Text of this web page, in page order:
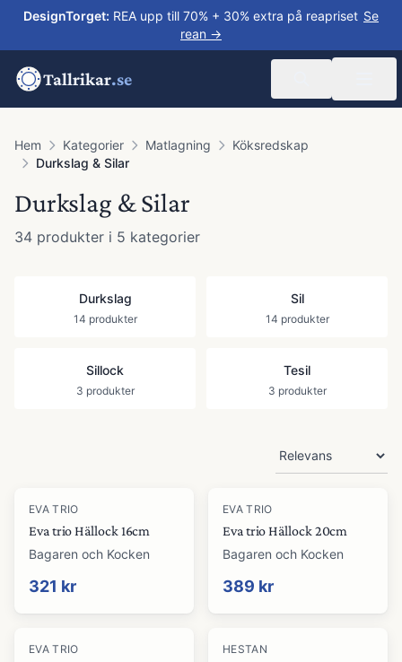
DesignTorget: REA upp till 70% + 30% extra på reapriset Se
rean →
Tallrikar.se
Hem Kategorier Matlagning
Köksredskap
Durkslag & Silar
Durkslag & Silar
34 produkter i 5 kategorier
Durkslag
14 produkter
Sil
14 produkter
Sillock
3 produkter
Tesil
3 produkter
EVA TRIO
Eva trio Hällock 16cm
Bagaren och Kocken
321 kr
EVA TRIO
Eva trio Hällock 20cm
Bagaren och Kocken
389 kr
EVA TRIO HESTAN